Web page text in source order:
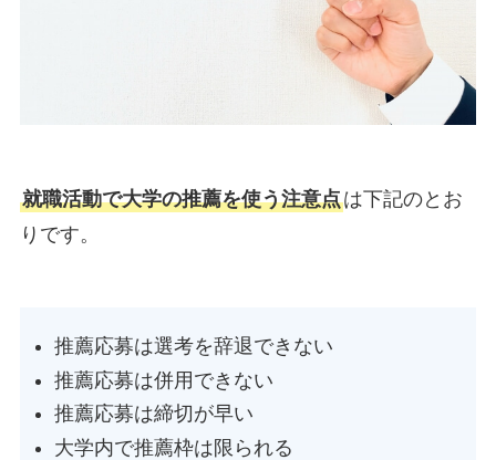
就職活動で大学の推薦を使う注意点は下記のとお
りです。
推薦応募は選考を辞退できない
推薦応募は併用できない
推薦応募は締切が早い
大学内で推薦枠は限られる